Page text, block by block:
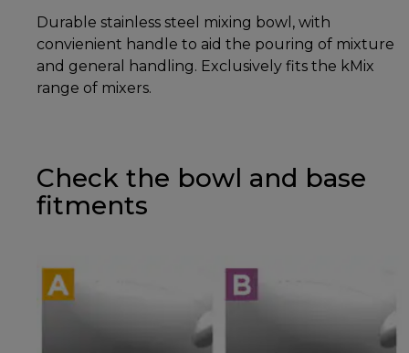
Durable stainless steel mixing bowl, with
convienient handle to aid the pouring of mixture
and general handling. Exclusively fits the kMix
range of mixers.
Check the bowl and base
fitments